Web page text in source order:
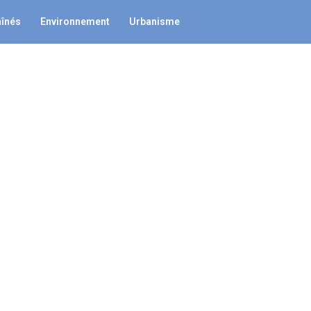
Environnement Urbanisme